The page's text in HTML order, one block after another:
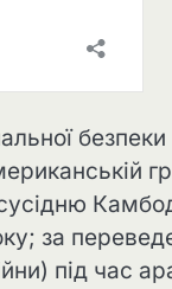
за
під час